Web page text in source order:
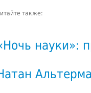
также:
науки»: